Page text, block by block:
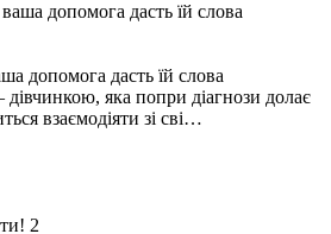
допомога дасть їй слова
яка попри діагнози долає
взаємодіяти зі сві…